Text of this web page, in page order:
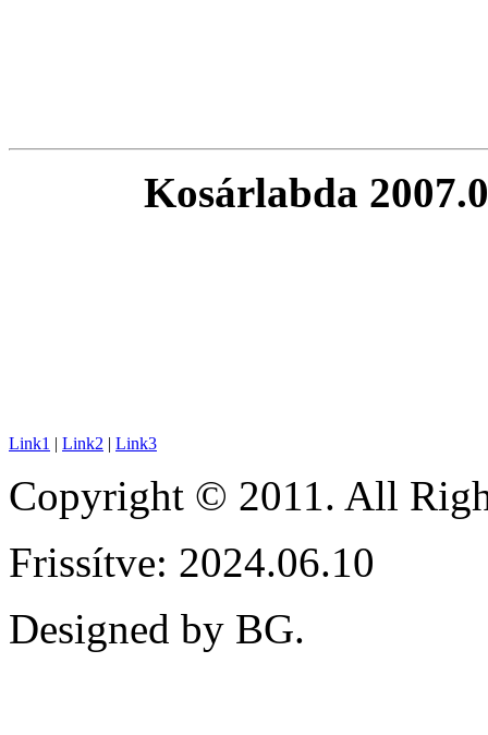
Kosárlabda
Link1 | Link2 | Link3
Copyright © 2011. All
Frissítve: 2024.06.10
Designed by BG.